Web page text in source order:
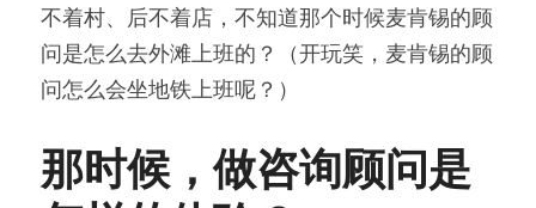
不着村、后不着店，不知道那个时候麦肯锡的顾
问是怎么去外滩上班的？（开玩笑，麦肯锡的顾
问怎么会坐地铁上班呢？）
那时候，做咨询顾问是